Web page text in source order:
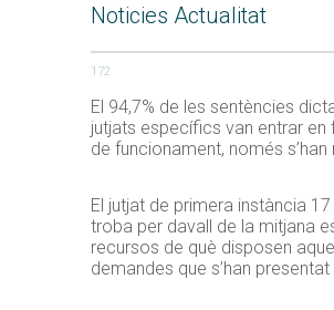
Noticies Actualitat
172
El 94,7% de les sentències
jutjats específics van entrar
de funcionament, només
El jutjat de primera instància
troba per davall de la mitjana
recursos de què disposen
demandes que s’han